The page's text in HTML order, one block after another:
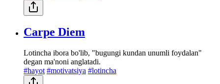
Carpe Diem
Lotincha ibora bo'lib, "bugungi kundan unumli foydalan"
degan ma'noni anglatadi.
#hayot #motivatsiya #lotincha